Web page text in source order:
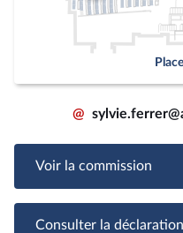
@
Voir la commission
Consulter la